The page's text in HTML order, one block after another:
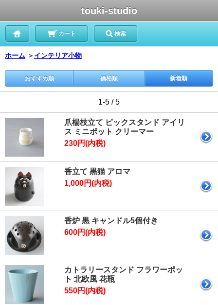
touki-studio
カート 検索
ホーム ＞ インテリア小物
おすすめ順 価格順 新着順
1-5 / 5
爪楊枝立て ピックスタンド アイリ
ス ミニポット クリーマー
230円(内税)
香立て 黒猫 アロマ
1,000円(内税)
香炉 黒 キャンドル5個付き
600円(内税)
カトラリースタンド フラワーポッ
ト 北欧風 花瓶
550円(内税)